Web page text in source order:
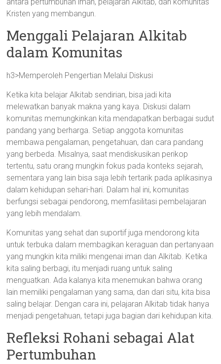
Kristen yang membangun.
Menggali Pelajaran Alkitab
dalam Komunitas
h3>Memperoleh Pengertian Melalui Diskusi
Ketika kita belajar Alkitab sendirian, bisa jadi kita
melewatkan banyak makna yang kaya. Diskusi dalam
komunitas memungkinkan kita mendapatkan berbagai sudut
pandang yang berharga. Setiap anggota komunitas
membawa pengalaman, pengetahuan, dan cara pandang
yang berbeda. Misalnya, saat mendiskusikan perikop
tertentu, satu orang mungkin fokus pada konteks sejarah,
sementara yang lain bisa saja lebih tertarik pada aplikasinya
dalam kehidupan sehari-hari. Dalam hal ini, komunitas
berfungsi sebagai pendorong, memfasilitasi pembelajaran
yang lebih mendalam.
Komunitas yang sehat dan suportif juga mendorong kita
untuk terbuka dalam membagikan keraguan dan pertanyaan
yang mungkin kita miliki mengenai iman dan Alkitab. Ketika
kita saling berbagi, itu menjadi ruang untuk saling
menguatkan. Ada kalanya kita menemukan bahwa orang
lain memiliki pengalaman yang sama, dan dari situ, kita bisa
saling belajar. Dengan cara ini, pelajaran Alkitab tidak hanya
menjadi pengetahuan, tetapi juga bagian dari kehidupan kita.
Refleksi Rohani sebagai Alat
Pertumbuhan